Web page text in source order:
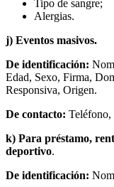
Tipo de sangre;
Alergias.
j) Eventos masivos.
De identificación:
Edad, Sexo, Firma,
Responsiva, Origen.
De contacto: Teléfono,
k) Para préstamo,
deportivo.
De identificación: